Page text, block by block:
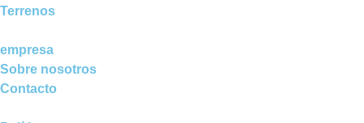
Terrenos
empresa
Sobre nosotros
Contacto